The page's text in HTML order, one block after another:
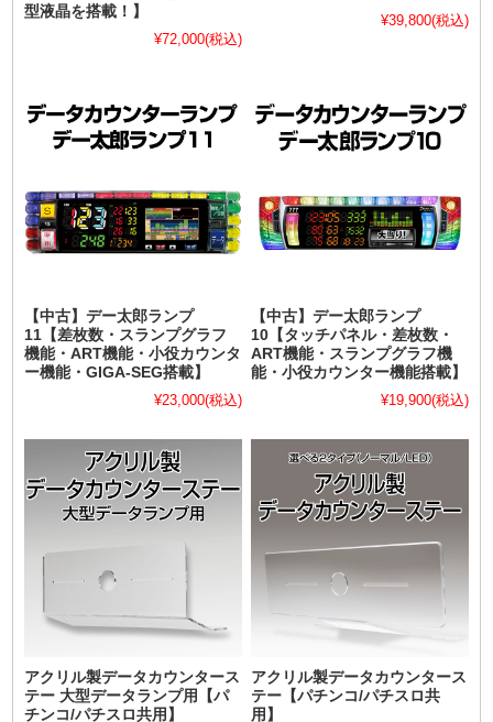
型液晶を搭載！】
¥72,000(税込)
¥39,800(税込)
【中古】デー太郎ランプ
11【差枚数・スランプグラフ
機能・ART機能・小役カウンタ
ー機能・GIGA-SEG搭載】
¥23,000(税込)
【中古】デー太郎ランプ
10【タッチパネル・差枚数・
ART機能・スランプグラフ機
能・小役カウンター機能搭載】
¥19,900(税込)
アクリル製データカウンタース
テー 大型データランプ用【パ
チンコ/パチスロ共用】
アクリル製データカウンタース
テー【パチンコ/パチスロ共
用】